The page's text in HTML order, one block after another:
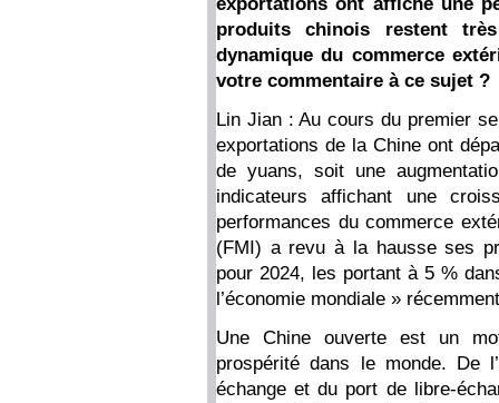
produits chinois restent
dynamique du commerce
votre commentaire à ce sujet ?
Lin Jian : Au cours du premier
exportations de la Chine ont
de yuans, soit une
indicateurs affichant une
performances du commerce
(FMI) a revu à la hausse ses
pour 2024, les portant à 5 %
l’économie mondiale »
Une Chine ouverte est un
prospérité dans le monde. De
échange et du port de libre-